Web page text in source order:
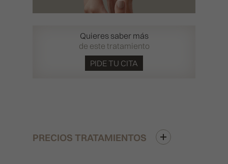
PRECIOS TRATAMIENTOS
Quieres saber más
de este tratamiento
PIDE TU CITA